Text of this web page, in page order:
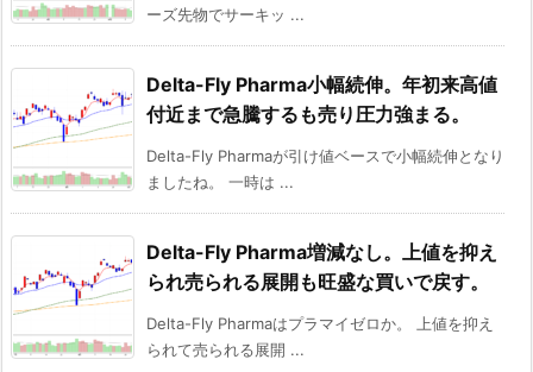
ーズ先物でサーキッ ...
Delta-Fly Pharma小幅続伸。年初来高値
付近まで急騰するも売り圧力強まる。
Delta-Fly Pharmaが引け値ベースで小幅続伸となり
ましたね。 一時は ...
Delta-Fly Pharma増減なし。上値を抑え
られ売られる展開も旺盛な買いで戻す。
Delta-Fly Pharmaはプラマイゼロか。 上値を抑え
られて売られる展開 ...